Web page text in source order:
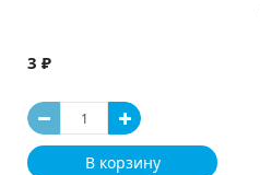
3 ₽
В корзину